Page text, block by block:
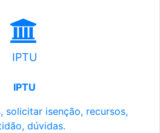
IPTU
IPTU
solicitar isenção, recursos,
dúvidas.